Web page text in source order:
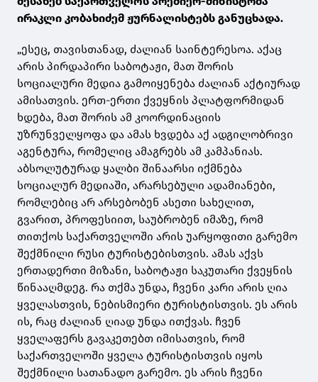
ირაკლი კობახიძემ ჟურნალისტებს განუცხადა.
„ესეც, თავისთანად, ძალიან საინტერესოა. აქაც
არის პირდაპირი საბოტაჟი, მათ შორის
სოციალური მედია გამოიყენება ძალიან აქტიურად
ამისათვის. ერთ-ერთი ქვეყნის პლატფორმიდან
ხდება, მათ შორის ამ კოორდინაციის
უზრუნველყოფა და ამას ხვდება აქ ადგილობრივი
აგენტურა, რომელიც ამაგრებს ამ კამპანიას.
აბსოლუტურად ყალბი შინაარსი იქმნება
სოციალურ მედიაში, არარსებული ადამიანები,
რომლებიც არ არსებობენ ასეთი სახელით,
გვარით, პროფესიით, საუბრობენ იმაზე, რომ
თითქოს საქართველოში არის უარყოფითი გარემო
შექმნილი რუსი ტურისტებისთვის. ამას აქვს
ერთადერთი მიზანი, საბოტაჟი საკუთარი ქვეყნის
წინააღმდეგ. რა თქმა უნდა, ჩვენი კარი არის ღია
ყველასთვის, ნებისმიერი ტურისტისთვის. ეს არის
ის, რაც ძალიან ღიად უნდა ითქვას. ჩვენ
ყველაფერს გავაკეთებთ იმისათვის, რომ
საქართველოში ყველა ტურისტისთვის იყოს
შექმნილი სათანადო გარემო. ეს არის ჩვენი